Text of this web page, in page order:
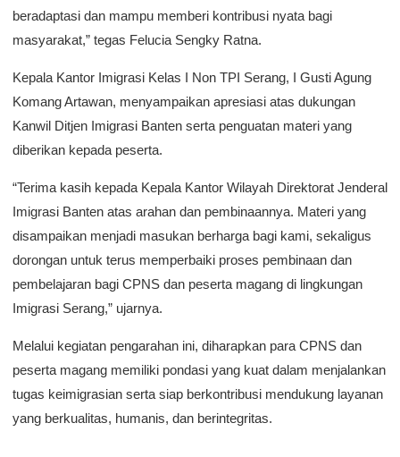
beradaptasi dan mampu memberi kontribusi nyata bagi
masyarakat,” tegas Felucia Sengky Ratna.
Kepala Kantor Imigrasi Kelas I Non TPI Serang, I Gusti Agung
Komang Artawan, menyampaikan apresiasi atas dukungan
Kanwil Ditjen Imigrasi Banten serta penguatan materi yang
diberikan kepada peserta.
“Terima kasih kepada Kepala Kantor Wilayah Direktorat Jenderal
Imigrasi Banten atas arahan dan pembinaannya. Materi yang
disampaikan menjadi masukan berharga bagi kami, sekaligus
dorongan untuk terus memperbaiki proses pembinaan dan
pembelajaran bagi CPNS dan peserta magang di lingkungan
Imigrasi Serang,” ujarnya.
Melalui kegiatan pengarahan ini, diharapkan para CPNS dan
peserta magang memiliki pondasi yang kuat dalam menjalankan
tugas keimigrasian serta siap berkontribusi mendukung layanan
yang berkualitas, humanis, dan berintegritas.